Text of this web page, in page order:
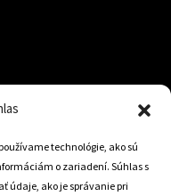
technológie, ako sú
o zariadení. Súhlas s
údaje, ako je správanie pri